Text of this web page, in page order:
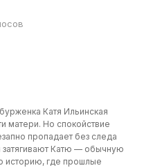
Катя Ильинская
матери. Но спокойствие
пропадает без следа
затягивают Катю — обычную
историю, где прошлые